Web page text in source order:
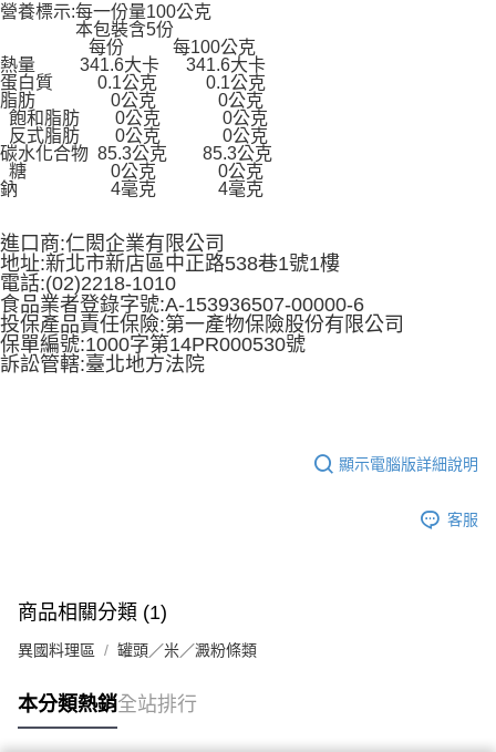
２．關於個人資料處理事宜，請瀏覽以下網址：
https://aftee.tw/terms/#terms3
３．未成年的使用者請事先徵得法定代理人或監護人之同意方可使用
「AFTEE先享後付」，若未經同意申辦者引起之損失，本公司不負相關責
任。
４．使用「AFTEE先享後付」時，將依據個別帳號之用戶狀況，依本公司即
時審查核予不同之上限額度；若仍有額度不足之情形，本公司將視審查結果
請求用戶進行身份認證。
５．嚴禁一人註冊多個帳號或使用他人資訊註冊。若發現惡意使用之情形，
恩沛科技股份有限公司將有權停止該用戶之使用額度並採取法律行動。
宅配-新竹物流
每筆NT$150，滿NT$2,000(含以上)免運費
離島客戶-中華郵政
每筆NT$120，滿NT$2,000(含以上)免運費
營養標示:每一份量100公克
本包裝含5份
每份 每100公克
熱量 341.6大卡 341.6大卡
蛋白質 0.1公克 0.1公克
脂肪 0公克 0公克
飽和脂肪 0公克 0公克
反式脂肪 0公克 0公克
碳水化合物 85.3公克 85.3公克
糖 0公克 0公克
鈉 4毫克 4毫克
進口商:仁閎企業有限公司
地址:新北市新店區中正路538巷1號1樓
電話:(02)2218-1010
食品業者登錄字號:A-153936507-00000-6
投保產品責任保險:第一產物保險股份有限公司
保單編號:1000字第14PR000530號
訴訟管轄:臺北地方法院
顯示電腦版詳細說明
客服
商品相關分類 (1)
異國料理區 罐頭／米／澱粉條類
本分類熱銷全站排行